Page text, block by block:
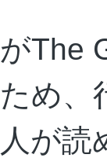
The
め、
が